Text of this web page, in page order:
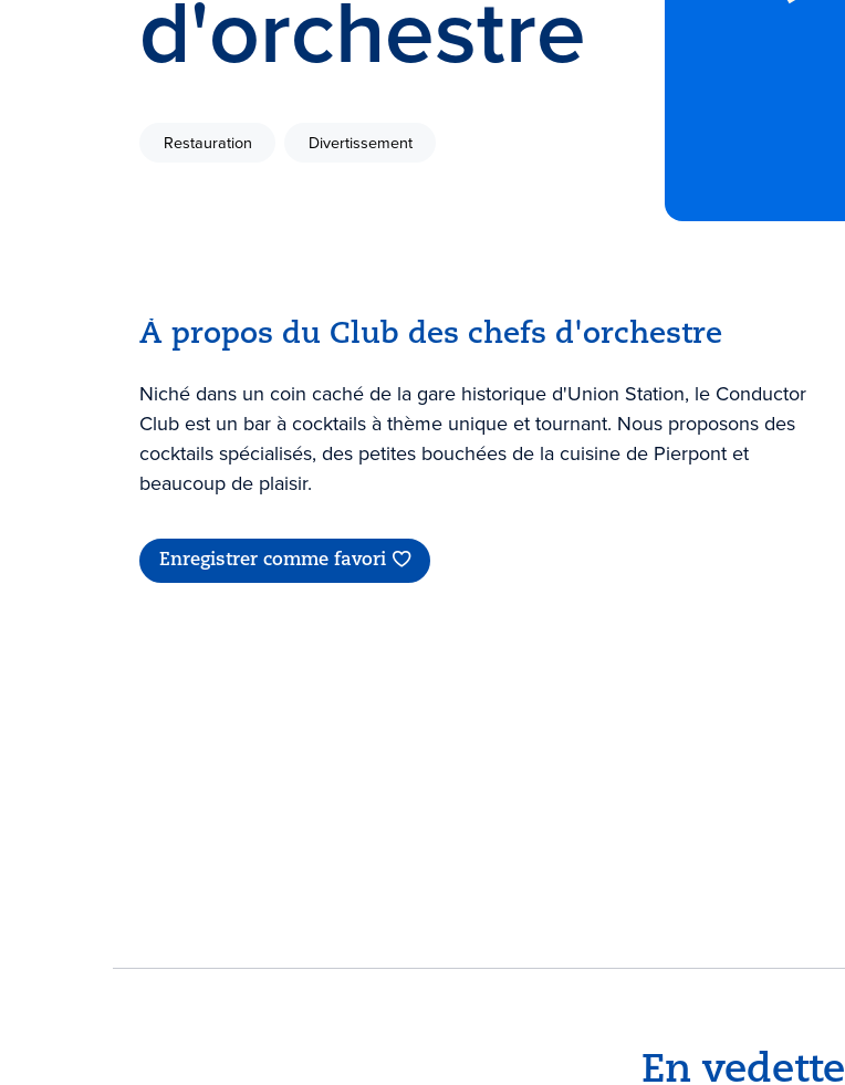
d'orchestre
Restauration Divertissement
À propos du Club des chefs d'orchestre
Niché dans un coin caché de la gare historique d'Union Station, le Conductor
Club est un bar à cocktails à thème unique et tournant. Nous proposons des
cocktails spécialisés, des petites bouchées de la cuisine de Pierpont et
beaucoup de plaisir.
Enregistrer comme favori
En vedette